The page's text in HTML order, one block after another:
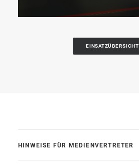
EINSATZÜBERSICHT
HINWEISE FÜR MEDIENVERTRETER